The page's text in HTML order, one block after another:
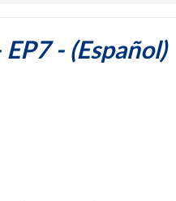
- (Español)